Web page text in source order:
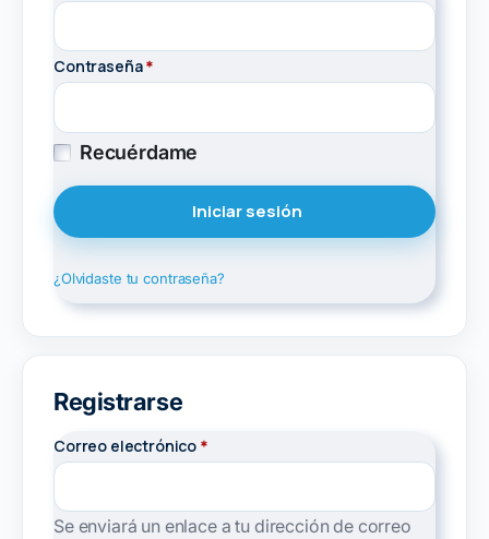
Contraseña*
Recuérdame
Iniciar sesión
¿Olvidaste tu contraseña?
Registrarse
Correo electrónico *Obligatorio
Se enviará un enlace a tu dirección de correo